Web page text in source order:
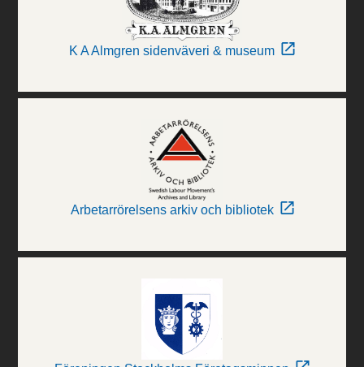
K A Almgren sidenväveri & museum
Arbetarrörelsens arkiv och bibliotek